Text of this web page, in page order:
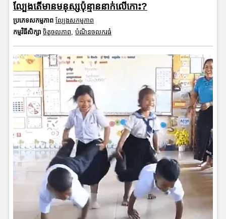
ល្បែងតើមានមនុស្សប៉ុន្មាននាក់លើកោះ?
ប្រភេទសកម្មភាព ល្បែងសកម្មភាព
កម្មវិធីសិក្សា ចិត្តចលភាព បំណិនចលករធំ